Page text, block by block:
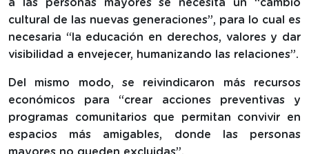
a las personas mayores se necesita un “cambio
cultural de las nuevas generaciones”, para lo cual es
necesaria “la educación en derechos, valores y dar
visibilidad a envejecer, humanizando las relaciones”.
Del mismo modo, se reivindicaron más recursos
económicos para “crear acciones preventivas y
programas comunitarios que permitan convivir en
espacios más amigables, donde las personas
mayores no queden excluidas”.